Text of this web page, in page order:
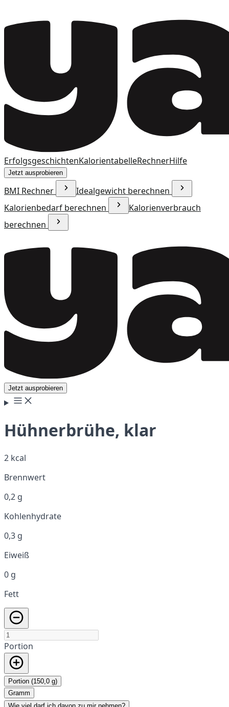
ErfolgsgeschichtenKalorientabelleRechnerHilfe
Jetzt ausprobieren
BMI Rechner
Idealgewicht berechnen
Kalorienbedarf berechnen
Kalorienverbrauch
berechnen
Jetzt ausprobieren
Hühnerbrühe, klar
2 kcal
Brennwert
0,2 g
Kohlenhydrate
0,3 g
Eiweiß
0 g
Fett
Portion
Portion (150,0 g)
Gramm